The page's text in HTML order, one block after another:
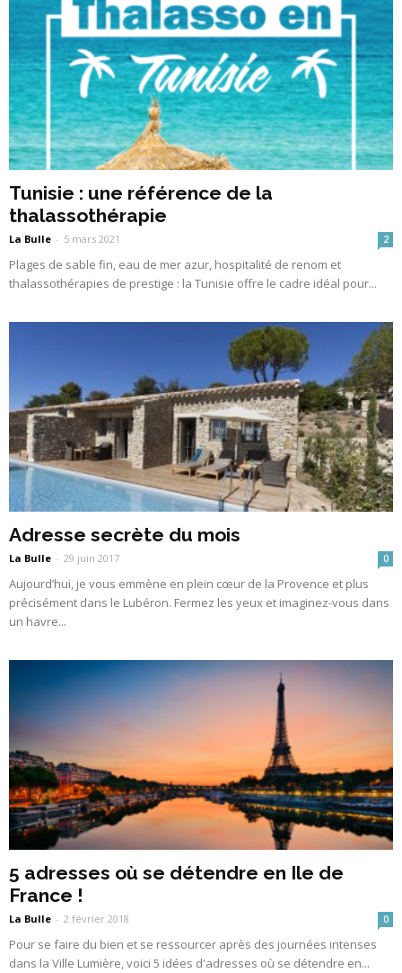
Tunisie : une référence de la
thalassothérapie
La Bulle - 5 mars 2021 2
Plages de sable fin, eau de mer azur, hospitalité de renom et
thalassothérapies de prestige : la Tunisie offre le cadre idéal pour...
Adresse secrète du mois
La Bulle - 29 juin 2017 0
Aujourd’hui, je vous emmène en plein cœur de la Provence et plus
précisément dans le Lubéron. Fermez les yeux et imaginez-vous dans
un havre...
5 adresses où se détendre en Ile de
France !
La Bulle - 2 février 2018 0
Pour se faire du bien et se ressourcer après des journées intenses
dans la Ville Lumière, voici 5 idées d'adresses où se détendre en...